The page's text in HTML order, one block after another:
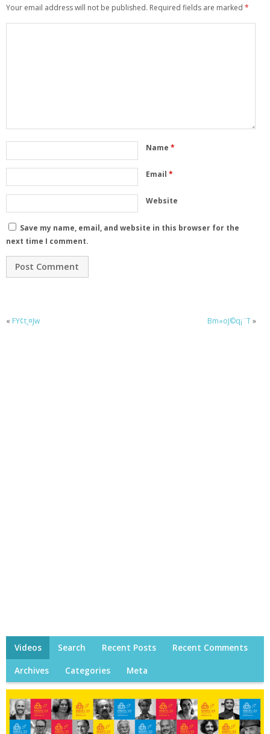
Your email address will not be published. Required fields are marked *
Name *
Email *
Website
Save my name, email, and website in this browser for the
next time I comment.
« FY¢t¸¤Jw Bm«oJ©q¡¨T»
Videos Search Recent Posts Recent Comments
Archives Categories Meta